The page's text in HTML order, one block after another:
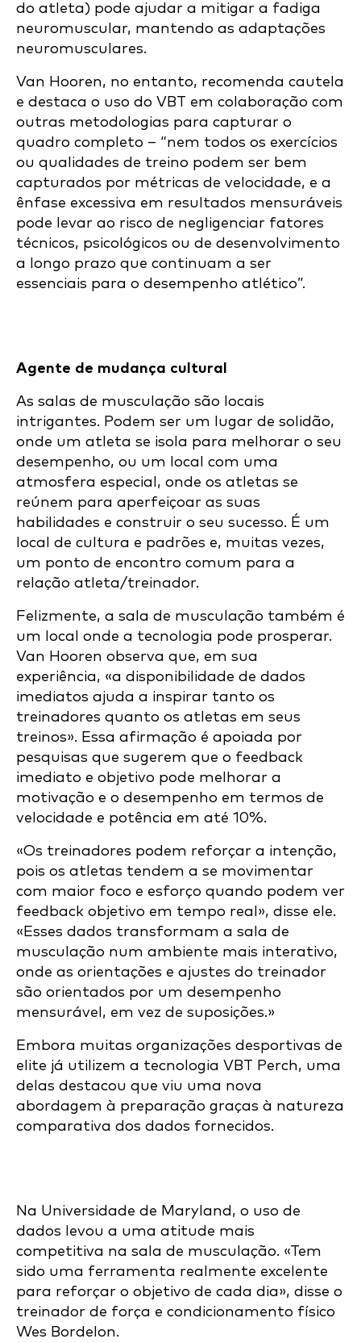
do atleta) pode ajudar a mitigar a fadiga
neuromuscular, mantendo as adaptações
neuromusculares.
Van Hooren, no entanto, recomenda cautela
e destaca o uso do VBT em colaboração com
outras metodologias para capturar o
quadro completo – “nem todos os exercícios
ou qualidades de treino podem ser bem
capturados por métricas de velocidade, e a
ênfase excessiva em resultados mensuráveis
pode levar ao risco de negligenciar fatores
técnicos, psicológicos ou de desenvolvimento
a longo prazo que continuam a ser
essenciais para o desempenho atlético”.
Agente de mudança cultural
As salas de musculação são locais
intrigantes. Podem ser um lugar de solidão,
onde um atleta se isola para melhorar o seu
desempenho, ou um local com uma
atmosfera especial, onde os atletas se
reúnem para aperfeiçoar as suas
habilidades e construir o seu sucesso. É um
local de cultura e padrões e, muitas vezes,
um ponto de encontro comum para a
relação atleta/treinador.
Felizmente, a sala de musculação também é
um local onde a tecnologia pode prosperar.
Van Hooren observa que, em sua
experiência, «a disponibilidade de dados
imediatos ajuda a inspirar tanto os
treinadores quanto os atletas em seus
treinos». Essa afirmação é apoiada por
pesquisas que sugerem que o feedback
imediato e objetivo pode melhorar a
motivação e o desempenho em termos de
velocidade e potência em até 10%.
«Os treinadores podem reforçar a intenção,
pois os atletas tendem a se movimentar
com maior foco e esforço quando podem ver
feedback objetivo em tempo real», disse ele.
«Esses dados transformam a sala de
musculação num ambiente mais interativo,
onde as orientações e ajustes do treinador
são orientados por um desempenho
mensurável, em vez de suposições.»
Embora muitas organizações desportivas de
elite já utilizem a tecnologia VBT Perch, uma
delas destacou que viu uma nova
abordagem à preparação graças à natureza
comparativa dos dados fornecidos.
Na Universidade de Maryland, o uso de
dados levou a uma atitude mais
competitiva na sala de musculação. «Tem
sido uma ferramenta realmente excelente
para reforçar o objetivo de cada dia», disse o
treinador de força e condicionamento físico
Wes Bordelon.